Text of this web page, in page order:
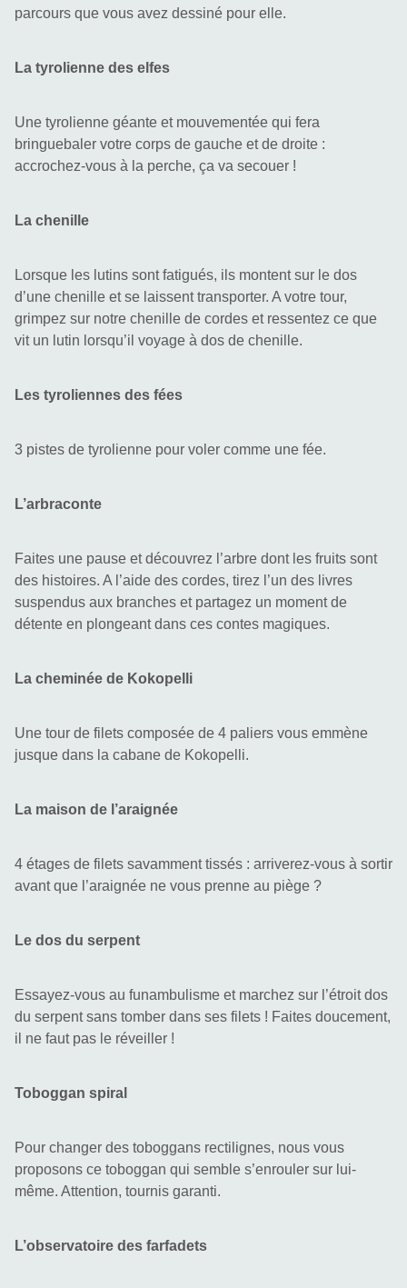
parcours que vous avez dessiné pour elle.
La tyrolienne des elfes
Une tyrolienne géante et mouvementée qui fera
bringuebaler votre corps de gauche et de droite :
accrochez-vous à la perche, ça va secouer !
La chenille
Lorsque les lutins sont fatigués, ils montent sur le dos
d’une chenille et se laissent transporter. A votre tour,
grimpez sur notre chenille de cordes et ressentez ce que
vit un lutin lorsqu’il voyage à dos de chenille.
Les tyroliennes des fées
3 pistes de tyrolienne pour voler comme une fée.
L’arbraconte
Faites une pause et découvrez l’arbre dont les fruits sont
des histoires. A l’aide des cordes, tirez l’un des livres
suspendus aux branches et partagez un moment de
détente en plongeant dans ces contes magiques.
La cheminée de Kokopelli
Une tour de filets composée de 4 paliers vous emmène
jusque dans la cabane de Kokopelli.
La maison de l’araignée
4 étages de filets savamment tissés : arriverez-vous à sortir
avant que l’araignée ne vous prenne au piège ?
Le dos du serpent
Essayez-vous au funambulisme et marchez sur l’étroit dos
du serpent sans tomber dans ses filets ! Faites doucement,
il ne faut pas le réveiller !
Toboggan spiral
Pour changer des toboggans rectilignes, nous vous
proposons ce toboggan qui semble s’enrouler sur lui-
même. Attention, tournis garanti.
L’observatoire des farfadets